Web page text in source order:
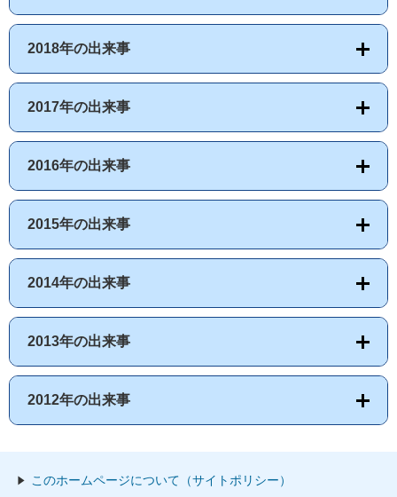
2018年の出来事
2017年の出来事
2016年の出来事
2015年の出来事
2014年の出来事
2013年の出来事
2012年の出来事
このホームページについて（サイトポリシー）